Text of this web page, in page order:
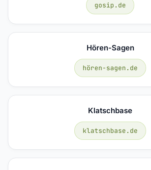
gosip.de
Hören-Sagen
hören-sagen.de
Klatschbase
klatschbase.de